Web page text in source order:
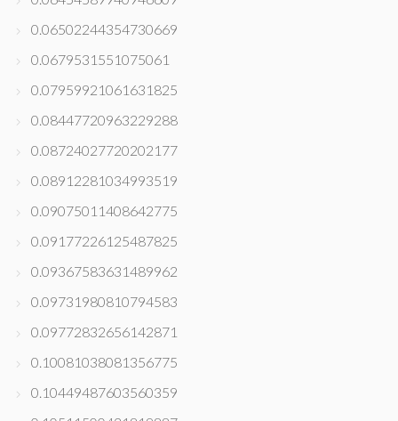
0.06502244354730669
0.0679531551075061
0.07959921061631825
0.08447720963229288
0.08724027720202177
0.08912281034993519
0.09075011408642775
0.09177226125487825
0.09367583631489962
0.09731980810794583
0.09772832656142871
0.10081038081356775
0.10449487603560359